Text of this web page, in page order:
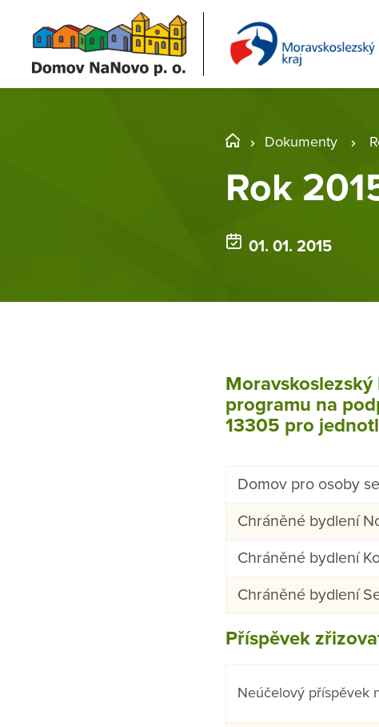
Dokumenty
Rok
01. 01. 2015
programu na
13305 pro
Domov pro osoby
Chráněné bydlení
Chráněné bydlení
Chráněné bydlení
Příspěvek
Neúčelový příspěvek